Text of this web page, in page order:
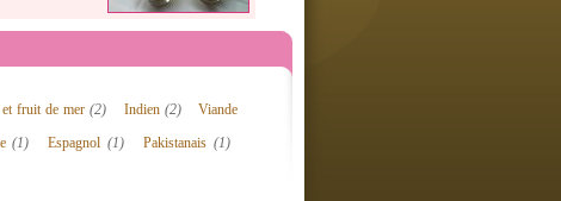
et fruit de mer(2) Indien (2)
Viande
(1) Espagnol (1) Pakistanais (1)